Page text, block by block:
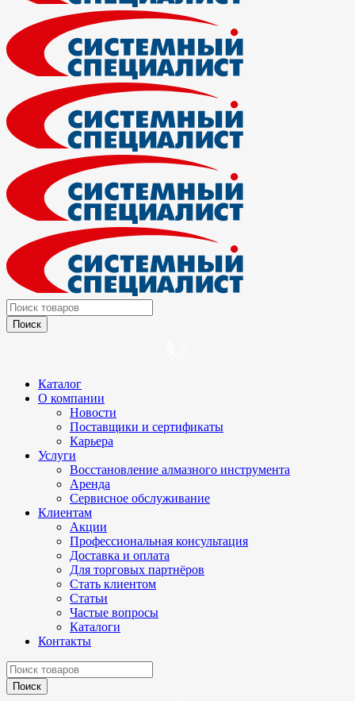
Каталог
О компании
Новости
Поставщики и сертификаты
Карьера
Услуги
Восстановление алмазного инструмента
Аренда
Сервисное обслуживание
Клиентам
Акции
Профессиональная консультация
Доставка и оплата
Для торговых партнёров
Стать клиентом
Статьи
Частые вопросы
Каталоги
Контакты